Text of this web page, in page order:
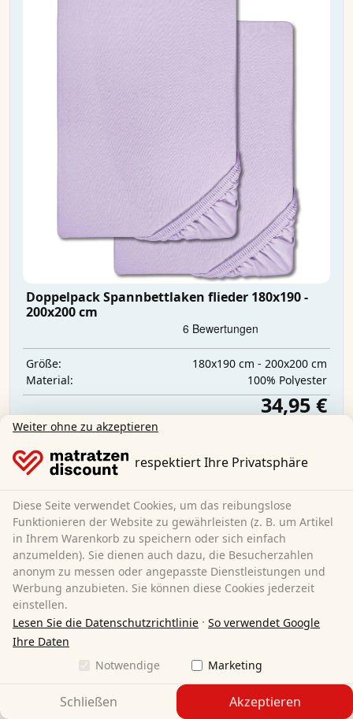
Doppelpack Spannbettlaken flieder 180x190 -
200x200 cm
Größe:
180x190 cm - 200x200 cm
Material:
‎100% Polyester
34,95 €
Kostenloser Versand
Sofort lieferbar
Mehr erfahren
Weiter ohne zu akzeptieren
respektiert Ihre Privatsphäre
Diese Seite verwendet Cookies, um das reibungslose
Funktionieren der Website zu gewährleisten (z. B. um Artikel
in Ihrem Warenkorb zu speichern oder sich einfach
anzumelden). Sie dienen auch dazu, die Besucherzahlen
anonym zu messen oder angepasste Dienstleistungen und
Werbung anzubieten. Sie können diese Cookies jederzeit
einstellen.
Lesen Sie die Datenschutzrichtlinie · So verwendet Google
Ihre Daten
Notwendige
Marketing
Schließen Akzeptieren